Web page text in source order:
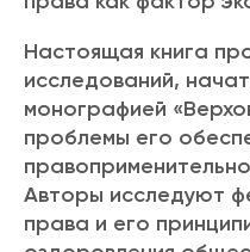
Настоящая книга
исследований,
монографией
проблемы его
Авторы исследуют
права и его